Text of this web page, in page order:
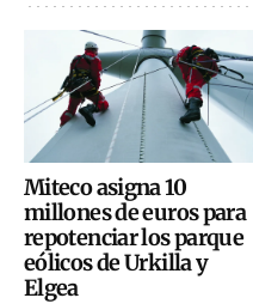
Miteco asigna 10
millones de euros para
repotenciar los parque
eólicos de Urkilla y
Elgea